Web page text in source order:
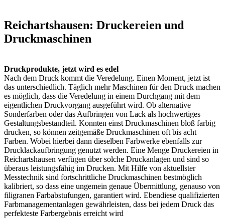
Reichartshausen: Druckereien und
Druckmaschinen
Druckprodukte, jetzt wird es edel
Nach dem Druck kommt die Veredelung. Einen Moment, jetzt ist
das unterschiedlich. Täglich mehr Maschinen für den Druck machen
es möglich, dass die Veredelung in einem Durchgang mit dem
eigentlichen Druckvorgang ausgeführt wird. Ob alternative
Sonderfarben oder das Aufbringen von Lack als hochwertiges
Gestaltungsbestandteil. Konnten einst Druckmaschinen bloß farbig
drucken, so können zeitgemäße Druckmaschinen oft bis acht
Farben. Wobei hierbei dann dieselben Farbwerke ebenfalls zur
Drucklackaufbringung genutzt werden. Eine Menge Druckereien in
Reichartshausen verfügen über solche Druckanlagen und sind so
überaus leistungsfähig im Drucken. Mit Hilfe von aktuellster
Messtechnik sind fortschrittliche Druckmaschinen bestmöglich
kalibriert, so dass eine ungemein genaue Übermittlung, genauso von
filigranen Farbabstufungen, garantiert wird. Ebendiese qualifizierten
Farbmanagementanlagen gewährleisten, dass bei jedem Druck das
perfekteste Farbergebnis erreicht wird